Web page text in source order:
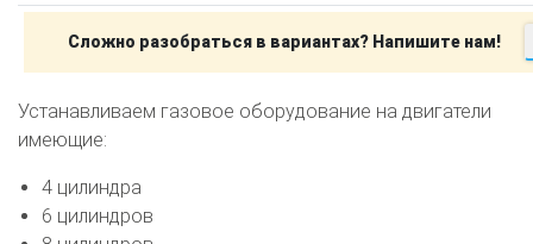
Сложно разобраться в вариантах? Напишите нам!
Устанавливаем газовое оборудование на двигатели
имеющие:
4 цилиндра
6 цилиндров